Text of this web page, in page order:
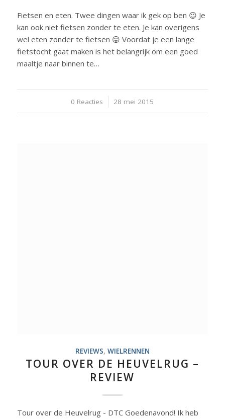
Fietsen en eten. Twee dingen waar ik gek op ben 😉 Je
kan ook niet fietsen zonder te eten. Je kan overigens
wel eten zonder te fietsen 😛 Voordat je een lange
fietstocht gaat maken is het belangrijk om een goed
maaltje naar binnen te…
0 Reacties
/ 28 mei 2015
REVIEWS, WIELRENNEN
TOUR OVER DE HEUVELRUG –
REVIEW
Tour over de Heuvelrug - DTC Goedenavond! Ik heb